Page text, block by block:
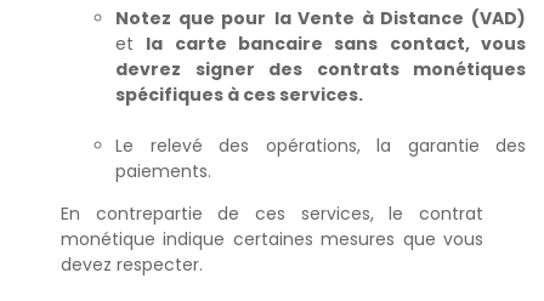
Notez que pour la Vente à Distance (VAD)
et la carte bancaire sans contact, vous
devrez signer des contrats monétiques
spécifiques à ces services.
Le relevé des opérations, la garantie des
paiements.
En contrepartie de ces services, le contrat
monétique indique certaines mesures que vous
devez respecter.